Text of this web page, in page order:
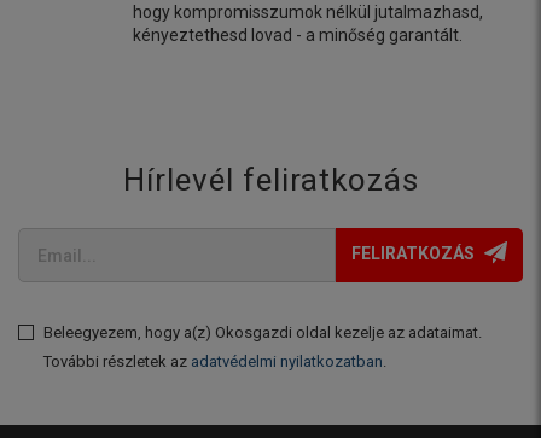
hogy kompromisszumok nélkül jutalmazhasd,
kényeztethesd lovad - a minőség garantált.
Hírlevél feliratkozás
FELIRATKOZÁS
Beleegyezem, hogy a(z) Okosgazdi oldal kezelje az adataimat.
További részletek az adatvédelmi nyilatkozatban.